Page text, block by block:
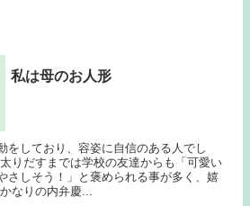
私は母のお人形
をしており、容姿に自信のある人でし
りだすまでは学校の友達からも「可愛い
さしそう！」と褒められる事が多く、嬉
なりの内弁慶...